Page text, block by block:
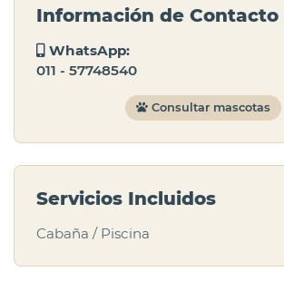
Información de Contacto
WhatsApp:
011 - 57748540
Consultar mascotas
Servicios Incluidos
Cabaña / Piscina